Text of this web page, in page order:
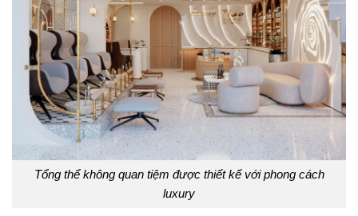
Tổng thể không quan tiệm được thiết kế với phong cách
luxury